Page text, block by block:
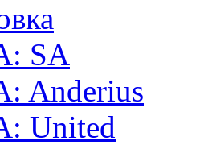
SA
Anderius
United